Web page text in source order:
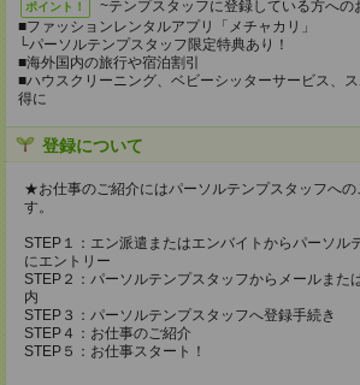
ポイント！
~テンプスタッフに登録している方への
■ファッションレンタルアプリ「メチャカリ」
└パーソルテンプスタッフ限定特典あり！
■海外国内の旅行や宿泊割引
■ハウスクリーニング、ベビーシッターサービス、
得に
登録について
★お仕事のご紹介にはパーソルテンプスタッフへの
す。
STEP１：エン派遣またはエンバイトからパーソル
にエントリー
STEP２：パーソルテンプスタッフからメールまた
内
STEP３：パーソルテンプスタッフへ登録手続き
STEP４：お仕事のご紹介
STEP５：お仕事スタート！